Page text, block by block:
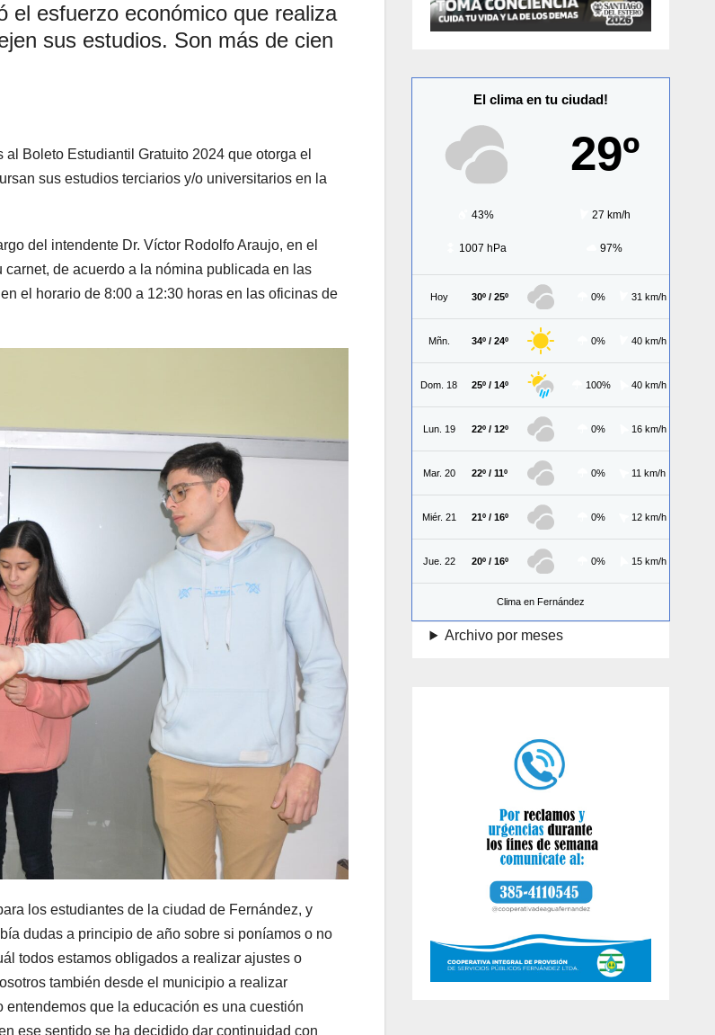
el esfuerzo económico que realiza
sus estudios. Son más de cien
Boleto Estudiantil Gratuito 2024 que otorga el
sus estudios terciarios y/o universitarios en la
del intendente Dr. Víctor Rodolfo Araujo, en el
de acuerdo a la nómina publicada en las
el horario de 8:00 a 12:30 horas en las oficinas de
los estudiantes de la ciudad de Fernández, y
dudas a principio de año sobre si poníamos o no
todos estamos obligados a realizar ajustes o
también desde el municipio a realizar
que la educación es una cuestión
ese sentido se ha decidido dar continuidad con
El clima en tu ciudad!
29º
43% 27 km/h
1007 hPa 97%
Hoy 30º / 25º 0% 31 km/h
Mñn. 34º / 24º 0% 40 km/h
Dom. 18 25º / 14º 100% 40 km/h
Lun. 19 22º / 12º 0% 16 km/h
Mar. 20 22º / 11º 0% 11 km/h
Miér. 21 21º / 16º 0% 12 km/h
Jue. 22 20º / 16º 0% 15 km/h
Clima en Fernández
Archivo por meses